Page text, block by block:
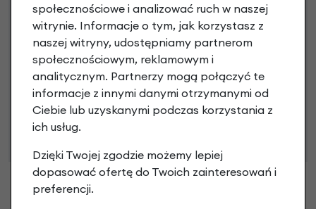
Poznaj szczegóły
Niniejsza propozycja nie stanowi oferty w rozumieniu art.
66 Kodeksu Cywilnego. Ostateczna decyzja o warunkach
i przyznaniu kredytu zostanie podjęta po ocenie
zdolności kredytowej.
społecznościowe i analizować ruch w naszej
witrynie. Informacje o tym, jak korzystasz z
naszej witryny, udostępniamy partnerom
społecznościowym, reklamowym i
analitycznym. Partnerzy mogą połączyć te
informacje z innymi danymi otrzymanymi od
Ciebie lub uzyskanymi podczas korzystania z
ich usług.
Dzięki Twojej zgodzie możemy lepiej
dopasować ofertę do Twoich zainteresowań i
preferencji.